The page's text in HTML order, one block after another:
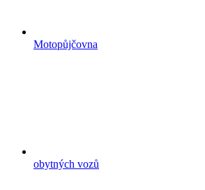
Motopůjčovna
obytných vozů